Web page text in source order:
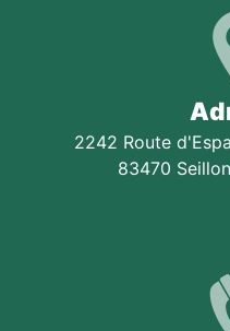
2242 Route
83470